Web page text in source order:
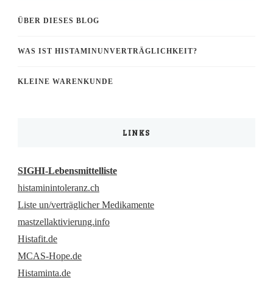
ÜBER DIESES BLOG
WAS IST HISTAMINUNVERTRÄGLICHKEIT?
KLEINE WARENKUNDE
LINKS
SIGHI-Lebensmittelliste
histaminintoleranz.ch
Liste un/verträglicher Medikamente
mastzellaktivierung.info
Histafit.de
MCAS-Hope.de
Histaminta.de